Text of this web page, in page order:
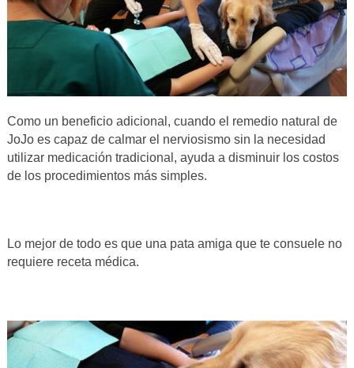
Como un beneficio adicional, cuando el remedio natural de
JoJo es capaz de calmar el nerviosismo sin la necesidad
utilizar medicación tradicional, ayuda a disminuir los costos
de los procedimientos más simples.
Lo mejor de todo es que una pata amiga que te consuele no
requiere receta médica.